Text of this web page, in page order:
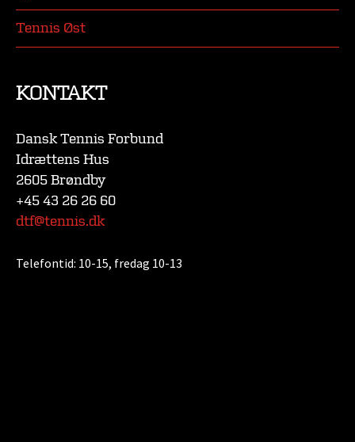
Tennis Øst
KONTAKT
Dansk Tennis Forbund
Idrættens Hus
2605 Brøndby
+45 43 26 26 60
dtf@tennis.dk
Telefontid: 10-15, fredag 10-13